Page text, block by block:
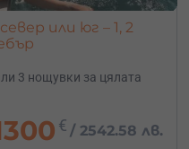
или юг – 1, 2
3 нощувки за цялата
€ / 2542.58 лв.